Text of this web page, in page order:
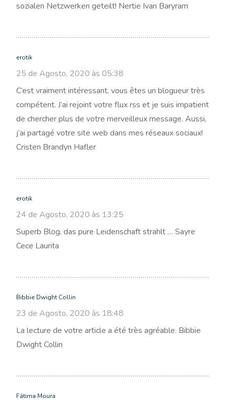
sozialen Netzwerken geteilt! Nertie Ivan Baryram
erotik
25 de Agosto, 2020 às 05:38
C’est vraiment intéressant, vous êtes un blogueur très
compétent. J’ai rejoint votre flux rss et je suis impatient
de chercher plus de votre merveilleux message. Aussi,
j’ai partagé votre site web dans mes réseaux sociaux!
Cristen Brandyn Hafler
erotik
24 de Agosto, 2020 às 13:25
Superb Blog, das pure Leidenschaft strahlt … Sayre
Cece Laurita
Bibbie Dwight Collin
23 de Agosto, 2020 às 18:48
La lecture de votre article a été très agréable. Bibbie
Dwight Collin
Fátima Moura